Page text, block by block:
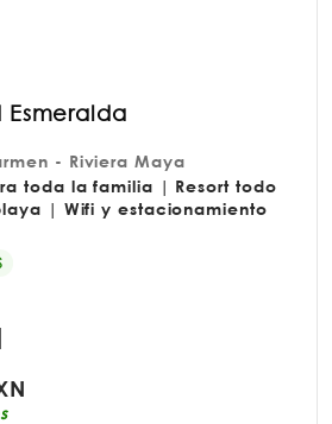
Esmeralda
- Riviera Maya
toda la familia | Resort todo
| Wifi y estacionamiento